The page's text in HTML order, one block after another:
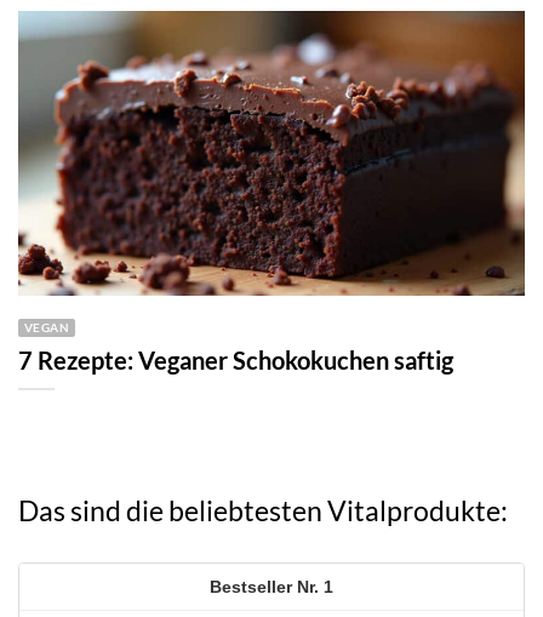
VEGAN
7 Rezepte: Veganer Schokokuchen saftig
Das sind die beliebtesten Vitalprodukte:
1